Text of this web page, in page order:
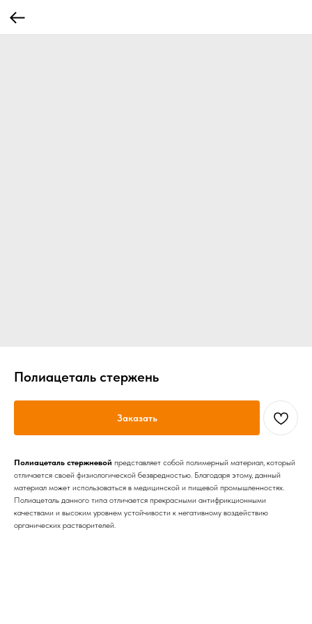
Полиацеталь стержень
Заказать
Полиацеталь стержневой представляет собой полимерный материал, который
отличается своей физиологической безвредностью. Благодаря этому, данный
материал может использоваться в медицинской и пищевой промышленностях.
Полиацеталь данного типа отличается прекрасными антифрикционными
качествами и высоким уровнем устойчивости к негативному воздействию
органических растворителей.